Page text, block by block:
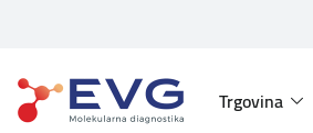
Trgovina